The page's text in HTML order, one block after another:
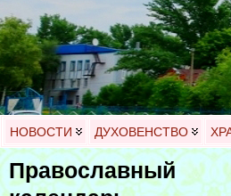
НОВОСТИ ДУХОВЕНСТВО
Православный